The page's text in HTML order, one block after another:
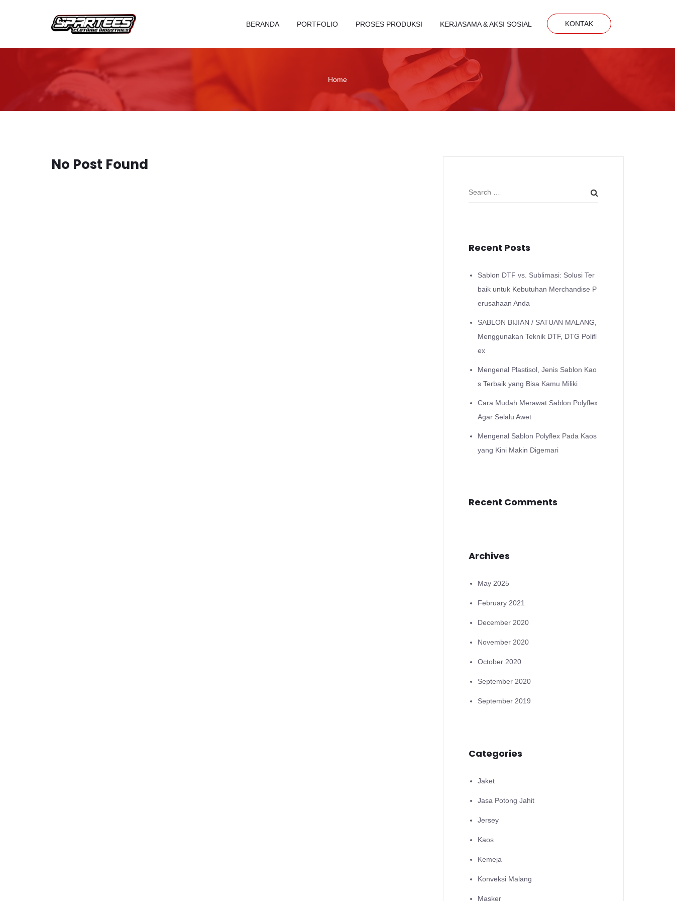
BERANDA PORTFOLIO PROSES PRODUKSI KERJASAMA & AKSI SOSIAL KONTAK
Home
No Post Found
Recent Posts
Sablon DTF vs. Sublimasi: Solusi Ter
baik untuk Kebutuhan Merchandise P
erusahaan Anda
SABLON BIJIAN / SATUAN MALANG,
Menggunakan Teknik DTF, DTG Polifl
ex
Mengenal Plastisol, Jenis Sablon Kao
s Terbaik yang Bisa Kamu Miliki
Cara Mudah Merawat Sablon Polyflex
Agar Selalu Awet
Mengenal Sablon Polyflex Pada Kaos
yang Kini Makin Digemari
Recent Comments
Archives
May 2025
February 2021
December 2020
November 2020
October 2020
September 2020
September 2019
Categories
Jaket
Jasa Potong Jahit
Jersey
Kaos
Kemeja
Konveksi Malang
Masker